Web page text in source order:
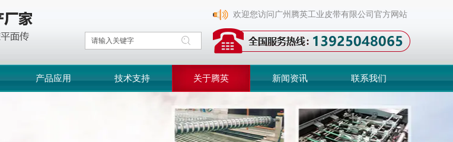
欢迎您访问广州腾英工业皮带有限公司官方网站
产品应用 技术支持 关于腾英 新闻资讯 联系我们